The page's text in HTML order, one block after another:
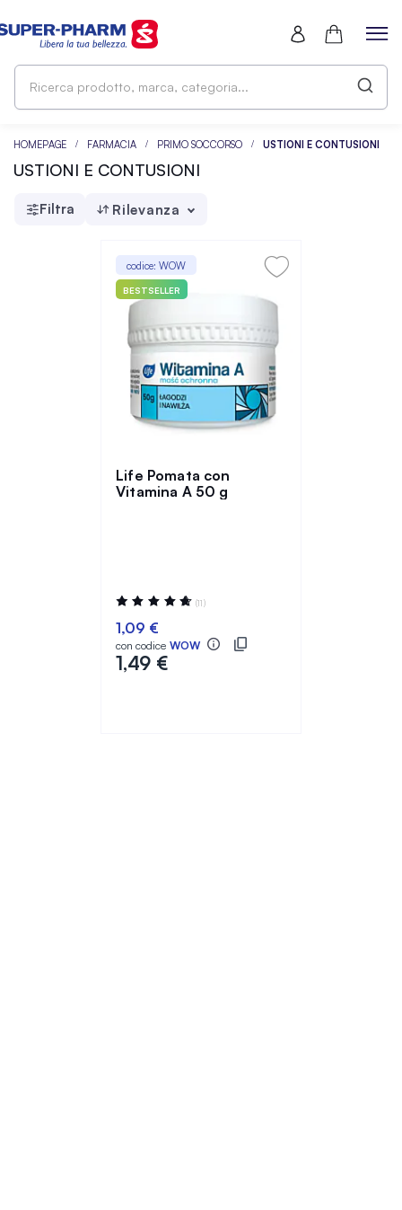
HOMEPAGE FARMACIA PRIMO SOCCORSO USTIONI E CONTUSIONI
USTIONI E CONTUSIONI
Filtra Rilevanza
codice: WOW
BESTSELLER
Life Pomata con
Vitamina A 50 g
Valutazione:
95%
(11)
1,09 €
con codice WOW
1,49 €